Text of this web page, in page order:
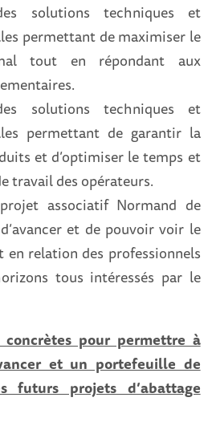
solutions techniques et
permettant de maximiser le
tout en répondant aux
solutions techniques et
permettant de garantir la
et d’optimiser le temps et
travail des opérateurs.
associatif Normand de
et de pouvoir voir le
relation des professionnels
tous intéressés par le
pour permettre à
et un portefeuille de
futurs projets d’abattage